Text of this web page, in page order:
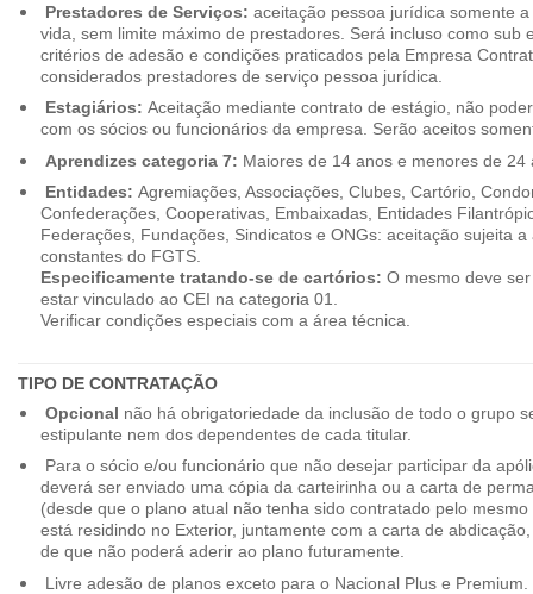
Prestadores de Serviços: aceitação pessoa jurídica somente a
vida, sem limite máximo de prestadores. Será incluso como sub
critérios de adesão e condições praticados pela Empresa
considerados prestadores de serviço pessoa jurídica.
Estagiários: Aceitação mediante contrato de estágio, não
com os sócios ou funcionários da empresa. Serão aceitos
Aprendizes categoria 7: Maiores de 14 anos e menores de 24
Entidades: Agremiações, Associações, Clubes, Cartório,
Confederações, Cooperativas, Embaixadas, Entidades
Federações, Fundações, Sindicatos e ONGs: aceitação sujeita
constantes do FGTS.
Especificamente tratando-se de cartórios: O mesmo deve
estar vinculado ao CEI na categoria 01.
Verificar condições especiais com a área técnica.
TIPO DE CONTRATAÇÃO
Opcional não há obrigatoriedade da inclusão de todo o grupo
estipulante nem dos dependentes de cada titular.
Para o sócio e/ou funcionário que não desejar participar da
deverá ser enviado uma cópia da carteirinha ou a carta de
(desde que o plano atual não tenha sido contratado pelo
está residindo no Exterior, juntamente com a carta de
de que não poderá aderir ao plano futuramente.
Livre adesão de planos exceto para o Nacional Plus e Premium.